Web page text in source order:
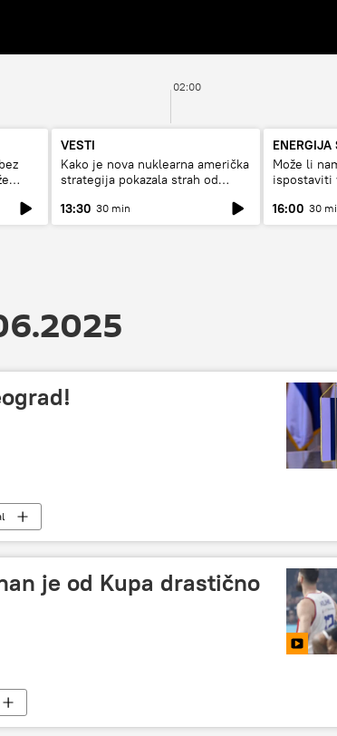
02:00
VESTI
Kako je nova nuklearna američka
strategija pokazala strah od
13:30 30 min
Može li
ispostaviti
16:00 30
je od Kupa drastično